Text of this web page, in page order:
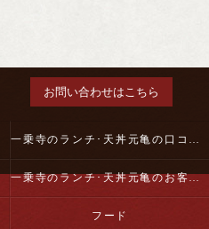
お問い合わせはこちら
一乗寺のランチ･天丼元亀の口コミ情報
一乗寺のランチ･天丼元亀のお客様の声
フード